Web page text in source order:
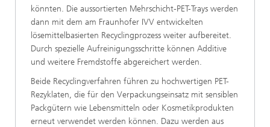
könnten. Die aussortierten Mehrschicht-PET-Trays werden
dann mit dem am Fraunhofer IVV entwickelten
lösemittelbasierten Recyclingprozess weiter aufbereitet.
Durch spezielle Aufreinigungsschritte können Additive
und weitere Fremdstoffe abgereichert werden.
Beide Recyclingverfahren führen zu hochwertigen PET-
Rezyklaten, die für den Verpackungseinsatz mit sensiblen
Packgütern wie Lebensmitteln oder Kosmetikprodukten
erneut verwendet werden können. Dazu werden aus